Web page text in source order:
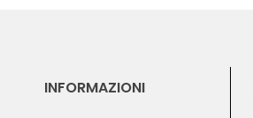
INFORMAZIONI